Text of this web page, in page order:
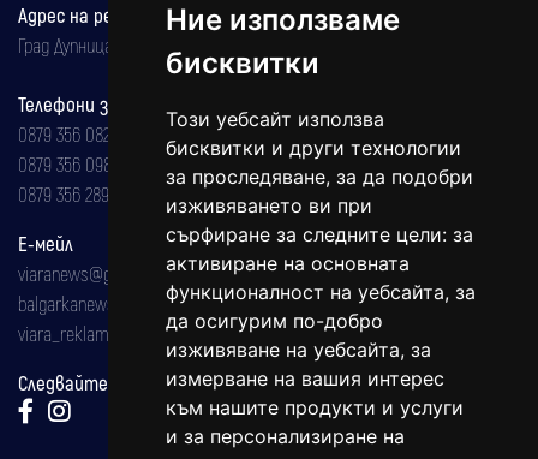
Ние използваме
бисквитки
Този уебсайт използва
бисквитки и други технологии
за проследяване, за да подобри
изживяването ви при
сърфиране за следните цели: за
активиране на основната
функционалност на уебсайта, за
да осигурим по-добро
изживяване на уебсайта, за
измерване на вашия интерес
към нашите продукти и услуги
и за персонализиране на
Адрес на редакцията
Град Дупница, ул.''Христо Ботев" 43
Телефони за реклама и абонаменти
0879 356 082
0879 356 098
0879 356 289
Е-мейл
viaranews@gmail.com
balgarkanews@gmail.com
viara_reklama@mail.bg
Следвайте ни: